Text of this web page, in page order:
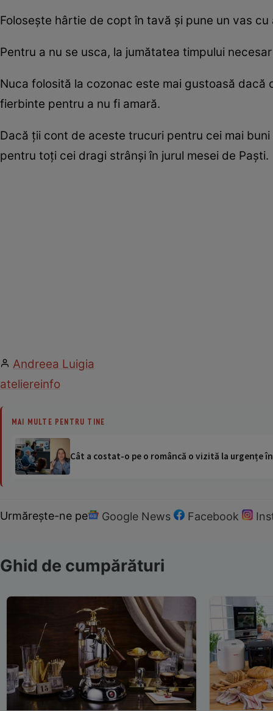
Foloseşte hârtie de copt în tavă şi pune un vas
Pentru a nu se usca, la jumătatea timpului
Nuca folosită la cozonac este mai gustoasă
fierbinte pentru a nu fi amară.
Dacă ţii cont de aceste trucuri pentru cei mai
pentru toţi cei dragi strânşi în jurul mesei de Paşti.
Andreea Luigia
ateliereinfo
MAI MULTE PENTRU TINE
Cât a costat-o pe o româncă o vizită la urgențe
Urmărește-ne pe Google News Facebook
Ghid de cumpărături